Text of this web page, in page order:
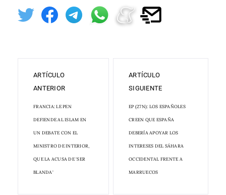
ARTÍCULO
ANTERIOR
FRANCIA: LE PEN
DEFIENDE AL ISLAM EN
UN DEBATE CON EL
MINISTRO DE INTERIOR,
QUE LA ACUSA DE 'SER
BLANDA'
ARTÍCULO
SIGUIENTE
EP (27N): LOS ESPAÑOLES
CREEN QUE ESPAÑA
DEBERÍA APOYAR LOS
INTERESES DEL SÁHARA
OCCIDENTAL FRENTE A
MARRUECOS